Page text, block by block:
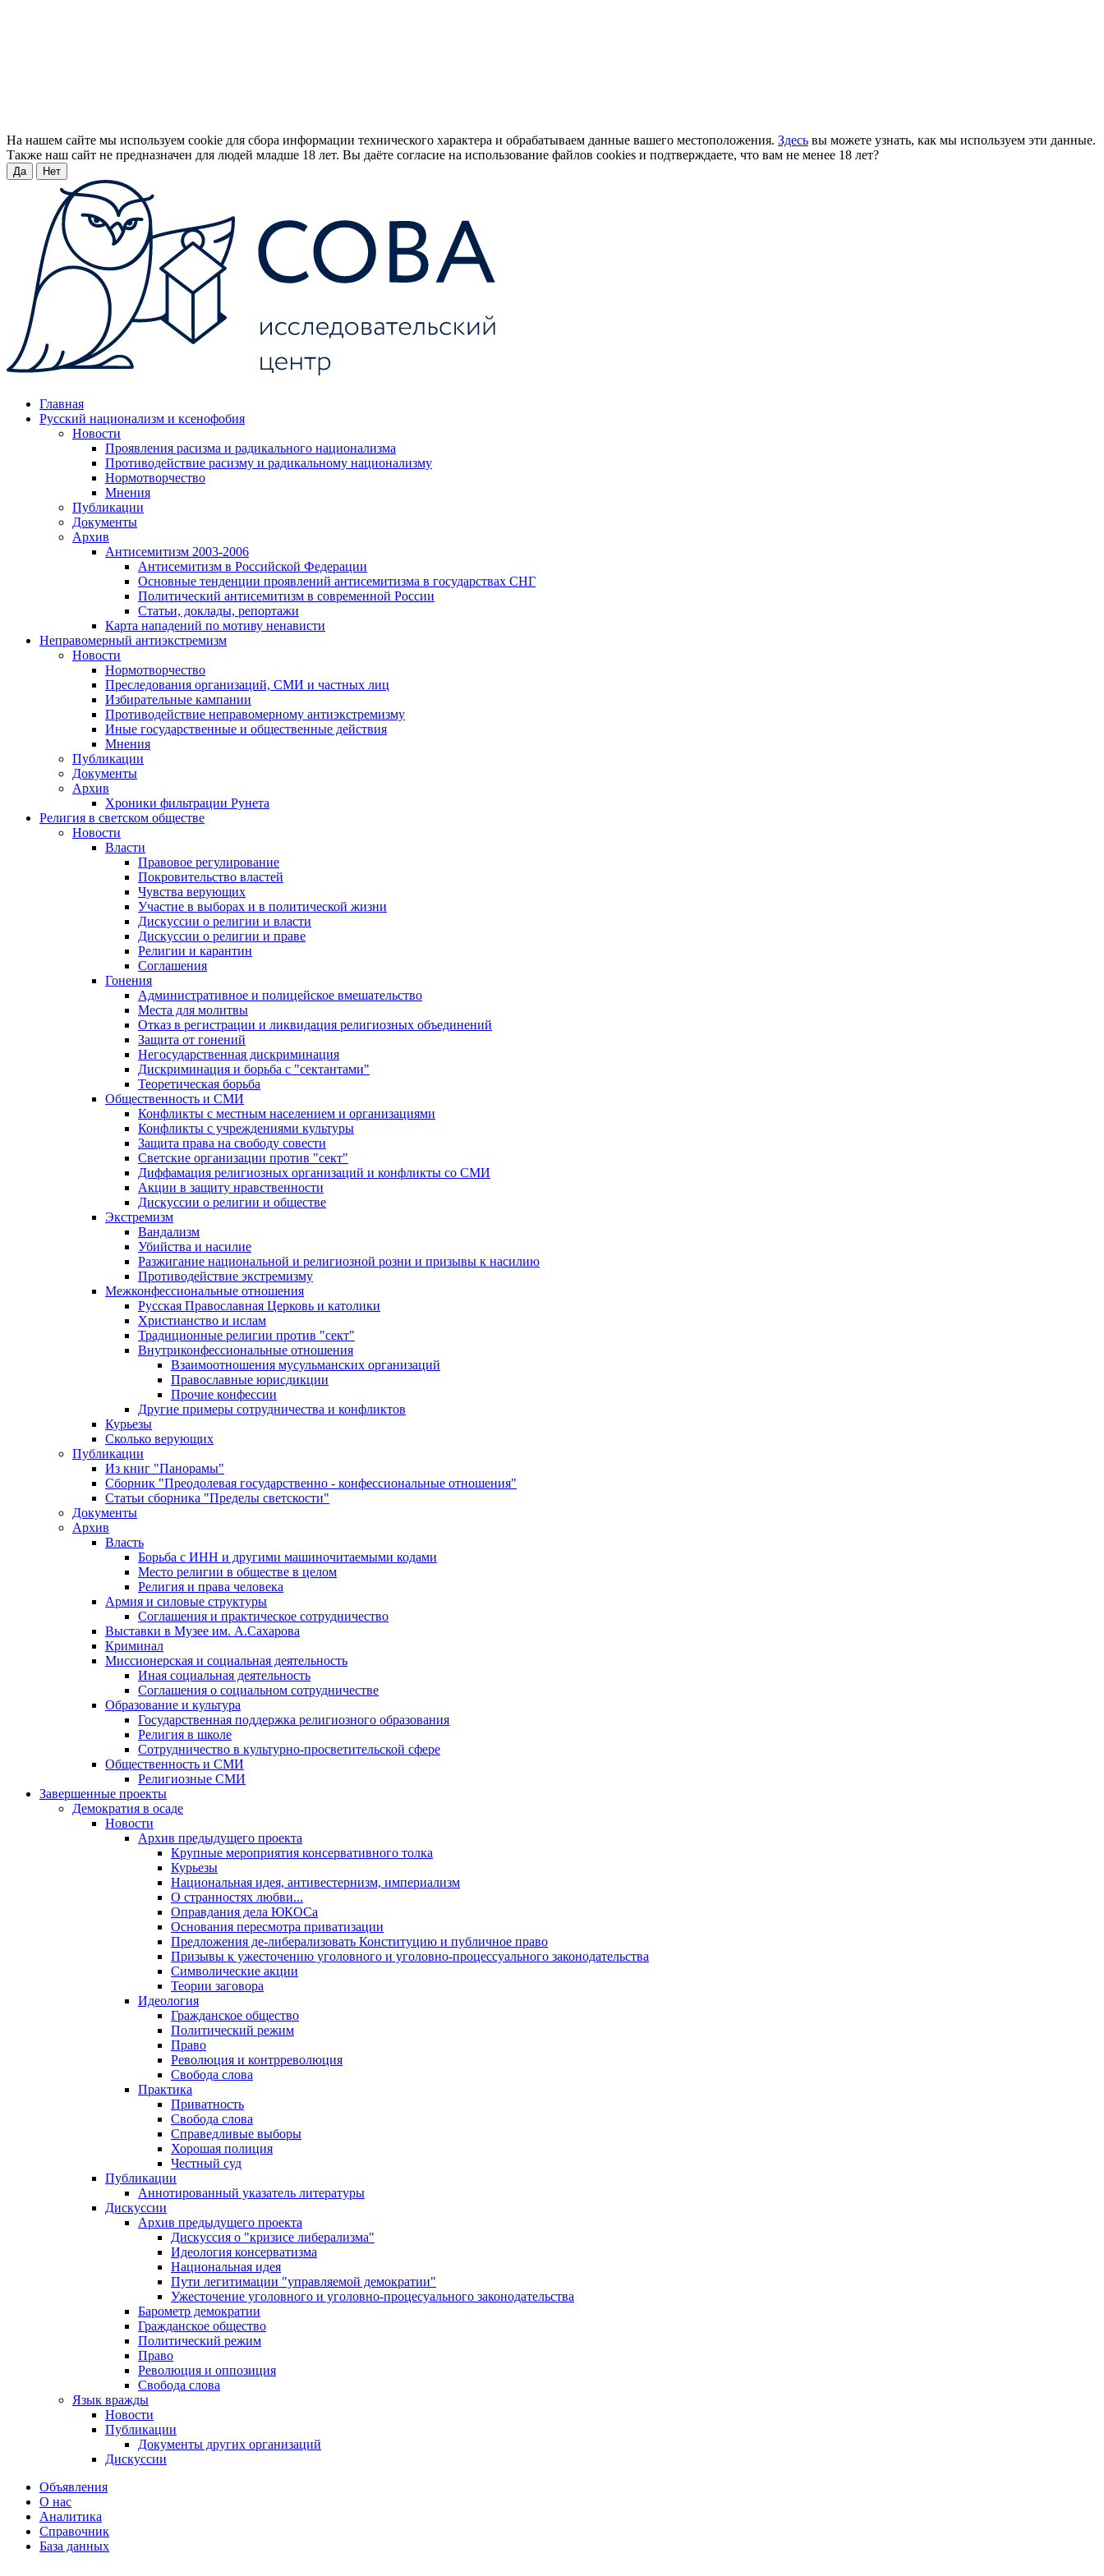
На нашем сайте мы используем cookie для сбора информации технического характера и обрабатываем данные вашего местоположения. Здесь вы можете узнать, как мы используем эти данные.
Также наш сайт не предназначен для людей младше 18 лет. Вы даёте согласие на использование файлов cookies и подтверждаете, что вам не менее 18 лет?
Да Нет
Главная
Русский национализм и ксенофобия
Новости
Проявления расизма и радикального национализма
Противодействие расизму и радикальному национализму
Нормотворчество
Мнения
Публикации
Документы
Архив
Антисемитизм 2003-2006
Антисемитизм в Российской Федерации
Основные тенденции проявлений антисемитизма в государствах СНГ
Политический антисемитизм в современной России
Статьи, доклады, репортажи
Карта нападений по мотиву ненависти
Неправомерный антиэкстремизм
Новости
Нормотворчество
Преследования организаций, СМИ и частных лиц
Избирательные кампании
Противодействие неправомерному антиэкстремизму
Иные государственные и общественные действия
Мнения
Публикации
Документы
Архив
Хроники фильтрации Рунета
Религия в светском обществе
Новости
Власти
Правовое регулирование
Покровительство властей
Чувства верующих
Участие в выборах и в политической жизни
Дискуссии о религии и власти
Дискуссии о религии и праве
Религии и карантин
Соглашения
Гонения
Административное и полицейское вмешательство
Места для молитвы
Отказ в регистрации и ликвидация религиозных объединений
Защита от гонений
Негосударственная дискриминация
Дискриминация и борьба с "сектантами"
Теоретическая борьба
Общественность и СМИ
Конфликты с местным населением и организациями
Конфликты с учреждениями культуры
Защита права на свободу совести
Светские организации против "сект"
Диффамация религиозных организаций и конфликты со СМИ
Акции в защиту нравственности
Дискуссии о религии и обществе
Экстремизм
Вандализм
Убийства и насилие
Разжигание национальной и религиозной розни и призывы к насилию
Противодействие экстремизму
Межконфессиональные отношения
Русская Православная Церковь и католики
Христианство и ислам
Традиционные религии против "сект"
Внутриконфессиональные отношения
Взаимоотношения мусульманских организаций
Православные юрисдикции
Прочие конфессии
Другие примеры сотрудничества и конфликтов
Курьезы
Сколько верующих
Публикации
Из книг "Панорамы"
Сборник "Преодолевая государственно - конфессиональные отношения"
Статьи сборника "Пределы светскости"
Документы
Архив
Власть
Борьба с ИНН и другими машиночитаемыми кодами
Место религии в обществе в целом
Религия и права человека
Армия и силовые структуры
Соглашения и практическое сотрудничество
Выставки в Музее им. А.Сахарова
Криминал
Миссионерская и социальная деятельность
Иная социальная деятельность
Соглашения о социальном сотрудничестве
Образование и культура
Государственная поддержка религиозного образования
Религия в школе
Сотрудничество в культурно-просветительской сфере
Общественность и СМИ
Религиозные СМИ
Завершенные проекты
Демократия в осаде
Новости
Архив предыдущего проекта
Крупные мероприятия консервативного толка
Курьезы
Национальная идея, антивестернизм, империализм
О странностях любви...
Оправдания дела ЮКОСа
Основания пересмотра приватизации
Предложения де-либерализовать Конституцию и публичное право
Призывы к ужесточению уголовного и уголовно-процессуального законодательства
Символические акции
Теории заговора
Идеология
Гражданское общество
Политический режим
Право
Революция и контрреволюция
Свобода слова
Практика
Приватность
Свобода слова
Справедливые выборы
Хорошая полиция
Честный суд
Публикации
Аннотированный указатель литературы
Дискуссии
Архив предыдущего проекта
Дискуссия о "кризисе либерализма"
Идеология консерватизма
Национальная идея
Пути легитимации "управляемой демократии"
Ужесточение уголовного и уголовно-процесуального законодательства
Барометр демократии
Гражданское общество
Политический режим
Право
Революция и оппозиция
Свобода слова
Язык вражды
Новости
Публикации
Документы других организаций
Дискуссии
Объявления
О нас
Аналитика
Справочник
База данных